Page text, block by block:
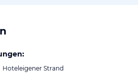
Hoteleigener Strand